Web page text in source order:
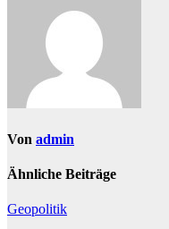
Von admin
Ähnliche Beiträge
Geopolitik